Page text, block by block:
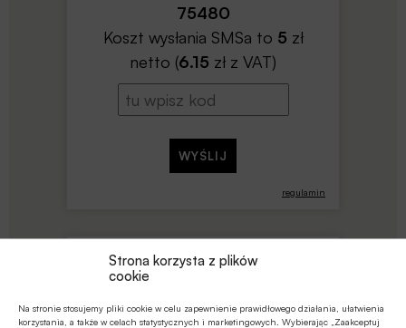
Strona korzysta z plików
cookie
Na stronie stosujemy pliki cookie w celu zapewnienie prawidłowego działania, ułatwienia
korzystania, a także w celach statystycznych i marketingowych. Wybierając „Zaakceptuj
regulamin
75480
Koszt wysłania SMSa to 5 zł
netto (6.15 zł z VAT)
Wyślij SMSa o treści
na numer